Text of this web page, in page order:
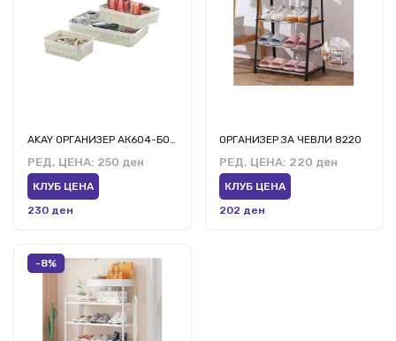
AKAY ОРГАНИЗЕР АК604-Б002/106/116
РЕД. ЦЕНА: 250 ден
КЛУБ ЦЕНА
230 ден
ОРГАНИЗЕР ЗА ЧЕВЛИ 8220
РЕД. ЦЕНА: 220 ден
КЛУБ ЦЕНА
202 ден
-8%